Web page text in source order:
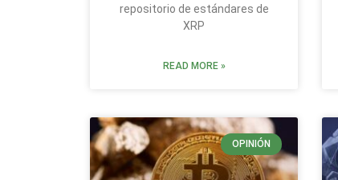
repositorio de estándares de
XRP
READ MORE »
OPINIÓN